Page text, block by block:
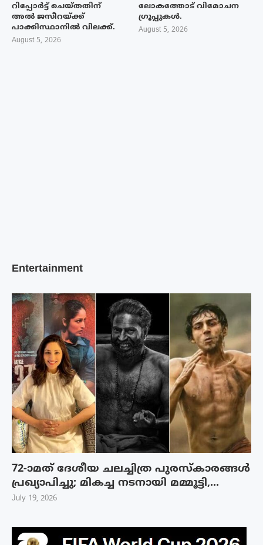
റിപ്പോർട്ട് ചെയ്തതിന്
അൽ ജസീറയ്‌ക്ക്
പാക്കിസ്ഥാനിൽ വിലക്ക്.
August 5, 2026
ലോകത്തോട് വിമോചന
ഗ്രൂപ്പുകൾ.
August 5, 2026
Entertainment
72-ാമത് ദേശീയ ചലച്ചിത്ര പുരസ്‌കാരങ്ങള്‍
പ്രഖ്യാപിച്ചു; മികച്ച നടനായി മമ്മൂട്ടി,...
July 19, 2026